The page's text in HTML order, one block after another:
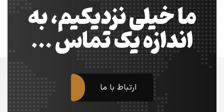
ما خیلی نزدیکیم، به
اندازه یک تماس …
ارتباط با ما